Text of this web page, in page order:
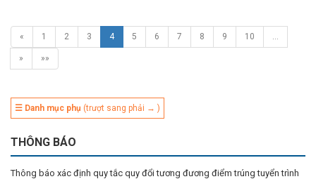
« 1 2 3 4 5 6 7 8 9 10 …
» »»
☰ Danh mục phụ (trượt sang phải → )
THÔNG BÁO
Thông báo xác định quy tắc quy đổi tương đương điểm trúng tuyển trình